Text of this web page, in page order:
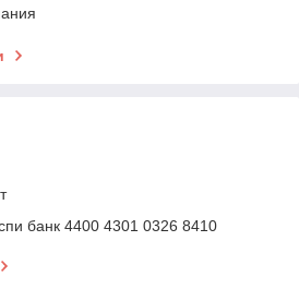
банк 4400 4301 0326 8410